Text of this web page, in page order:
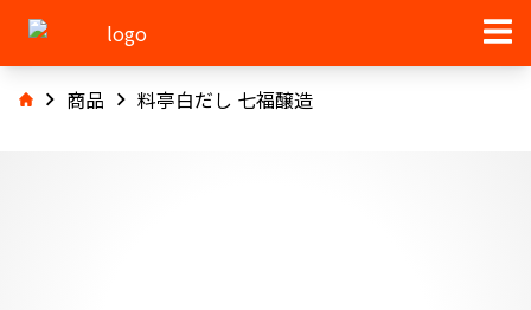
商品 料亭白だし 七福醸造